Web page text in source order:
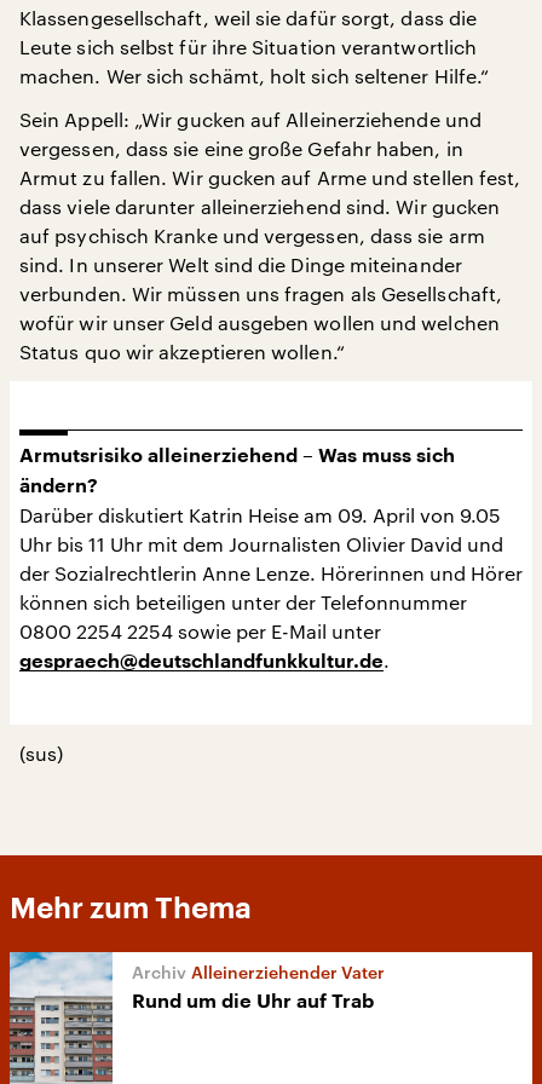
Klassengesellschaft, weil sie dafür sorgt, dass die
Leute sich selbst für ihre Situation verantwortlich
machen. Wer sich schämt, holt sich seltener Hilfe.“
Sein Appell: „Wir gucken auf Alleinerziehende und
vergessen, dass sie eine große Gefahr haben, in
Armut zu fallen. Wir gucken auf Arme und stellen fest,
dass viele darunter alleinerziehend sind. Wir gucken
auf psychisch Kranke und vergessen, dass sie arm
sind. In unserer Welt sind die Dinge miteinander
verbunden. Wir müssen uns fragen als Gesellschaft,
wofür wir unser Geld ausgeben wollen und welchen
Status quo wir akzeptieren wollen.“
Armutsrisiko alleinerziehend – Was muss sich
ändern?
Darüber diskutiert Katrin Heise am 09. April von 9.05
Uhr bis 11 Uhr mit dem Journalisten Olivier David und
der Sozialrechtlerin Anne Lenze. Hörerinnen und Hörer
können sich beteiligen unter der Telefonnummer
0800 2254 2254 sowie per E-Mail unter
gespraech@deutschlandfunkkultur.de.
(sus)
Mehr zum Thema
Alleinerziehender Vater
Rund um die Uhr auf Trab